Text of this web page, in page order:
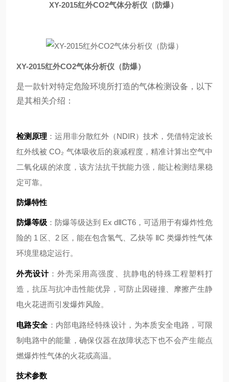
XY-2015红外CO2气体分析仪（防爆）
XY-2015红外CO2气体分析仪（防爆）
是一款针对特定危险环境所打造的气体检测设备，以下
是其相关介绍：
检测原理 ：运用非分散红外（NDIR）技术，凭借特定波长
红外线被 CO₂ 气体吸收后的衰减程度，精准计算出空气中
二氧化碳的浓度，该方法抗干扰能力强，能让检测结果稳
定可靠。
防爆特性
防爆等级 ：防爆等级达到 Ex dⅡCT6，可适用于有爆炸性危
险的 1 区、2 区，能在包含氢气、乙炔等 ⅡC 类爆炸性气体
环境里稳定运行。
外壳设计 ：外壳采用高强度、抗静电的特殊工程塑料打
造，抗压与抗冲击性能优异，可防止因碰撞、摩擦产生静
电火花进而引发爆炸风险。
电路安全：内部电路经特殊设计，为本质安全电路，可限
制电路中的能量，确保仪器在故障状态下也不会产生能点
燃爆炸性气体的火花或高温。
技术参数